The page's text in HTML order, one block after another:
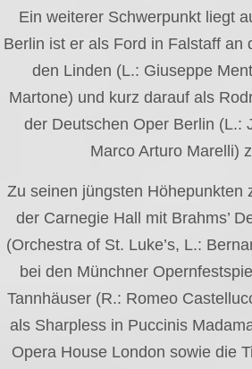
Ein weiterer Schwerpunkt liegt
Berlin ist er als Ford in Falstaff an
den Linden (L.: Giuseppe
Martone) und kurz darauf als
der Deutschen Oper Berlin (L.:
Marco Arturo Marelli)
Zu seinen jüngsten Höhepunkten
der Carnegie Hall mit Brahms’
(Orchestra of St. Luke’s, L.:
bei den Münchner
Tannhäuser (R.: Romeo
als Sharpless in Puccinis
Opera House London sowie die